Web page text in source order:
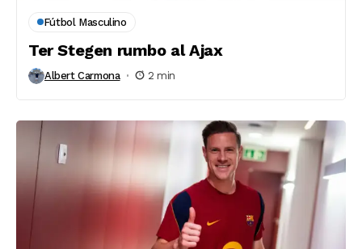
Fútbol Masculino
Ter Stegen rumbo al Ajax
Albert Carmona 2 min